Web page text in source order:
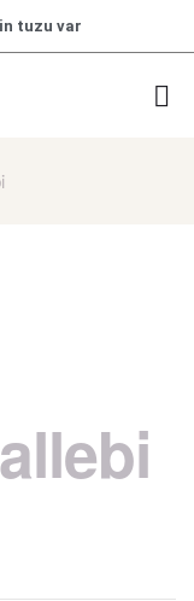
tuzu var